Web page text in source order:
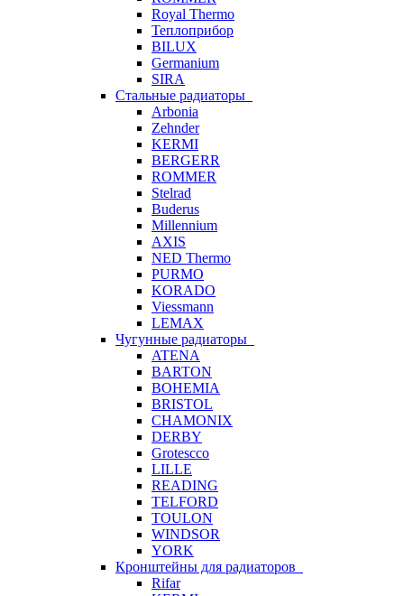
Royal Thermo
Теплоприбор
BILUX
Germanium
SIRA
Стальные радиаторы
Arbonia
Zehnder
KERMI
BERGERR
ROMMER
Stelrad
Buderus
Millennium
AXIS
NED Thermo
PURMO
KORADO
Viessmann
LEMAX
Чугунные радиаторы
ATENA
BARTON
BOHEMIA
BRISTOL
CHAMONIX
DERBY
Grotescco
LILLE
READING
TELFORD
TOULON
WINDSOR
YORK
Кронштейны для радиаторов
Rifar